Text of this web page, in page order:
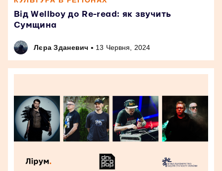
Від Wellboy до Re-read: як звучить
Сумщина
Лєра Зданевич • 13 Червня, 2024